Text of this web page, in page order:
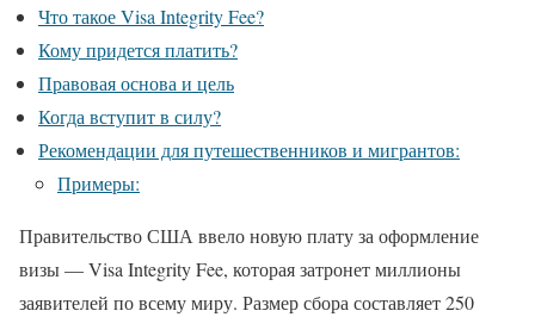
Что такое Visa Integrity Fee?
Кому придется платить?
Правовая основа и цель
Когда вступит в силу?
Рекомендации для путешественников и мигрантов:
Примеры:
Правительство США ввело новую плату за оформление
визы — Visa Integrity Fee, которая затронет миллионы
заявителей по всему миру. Размер сбора составляет 250